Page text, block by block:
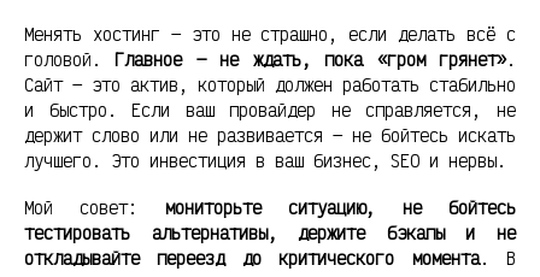
Менять хостинг — это не страшно, если делать всё с
головой. Главное — не ждать, пока «гром грянет».
Сайт — это актив, который должен работать стабильно
и быстро. Если ваш провайдер не справляется, не
держит слово или не развивается — не бойтесь искать
лучшего. Это инвестиция в ваш бизнес, SEO и нервы.
Мой совет: мониторьте ситуацию, не бойтесь
тестировать альтернативы, держите бэкапы и не
откладывайте переезд до критического момента. В